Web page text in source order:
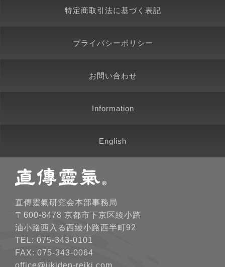
特定商取引法に基づく表記
プライバシーポリシー
お問い合わせ
Information
English
直傳靈氣研究会本部事務局
〒600-8478 京都市下京区綾小路
油小路西入る西綾小路西半町92
TEL: 075-343-0101
FAX: 075-343-0064